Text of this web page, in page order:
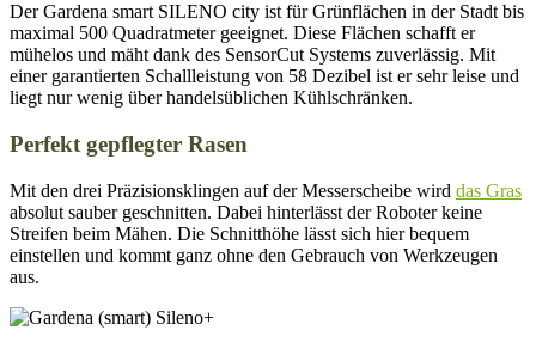
Der Gardena smart SILENO city ist für Grünflächen in der Stadt bis
maximal 500 Quadratmeter geeignet. Diese Flächen schafft er
mühelos und mäht dank des SensorCut Systems zuverlässig. Mit
einer garantierten Schallleistung von 58 Dezibel ist er sehr leise und
liegt nur wenig über handelsüblichen Kühlschränken.
Perfekt gepflegter Rasen
Mit den drei Präzisionsklingen auf der Messerscheibe wird das Gras
absolut sauber geschnitten. Dabei hinterlässt der Roboter keine
Streifen beim Mähen. Die Schnitthöhe lässt sich hier bequem
einstellen und kommt ganz ohne den Gebrauch von Werkzeugen
aus.